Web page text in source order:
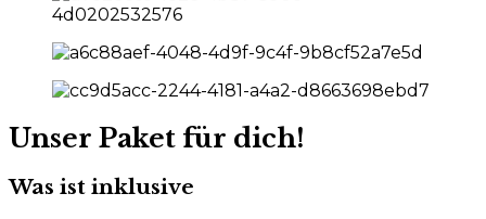
Unser Paket für dich!
Was ist inklusive